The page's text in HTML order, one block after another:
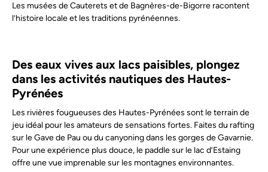
Les musées de Cauterets et de Bagnères-de-Bigorre racontent
l’histoire locale et les traditions pyrénéennes.
Des eaux vives aux lacs paisibles, plongez
dans les activités nautiques des Hautes-
Pyrénées
Les rivières fougueuses des Hautes-Pyrénées sont le terrain de
jeu idéal pour les amateurs de sensations fortes. Faites du rafting
sur le Gave de Pau ou du canyoning dans les gorges de Gavarnie.
Pour une expérience plus douce, le paddle sur le lac d’Estaing
offre une vue imprenable sur les montagnes environnantes.